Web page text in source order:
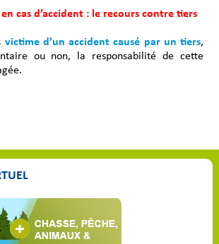
cas d’accident : le recours contre tiers
victime d’un accident causé par un tiers,
ou non, la responsabilité de cette